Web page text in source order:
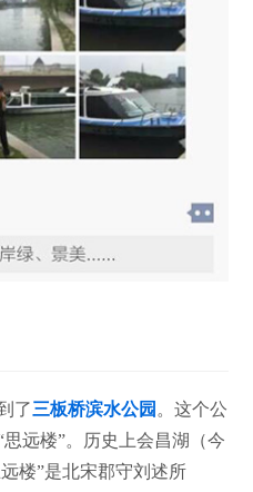
了三板桥滨水公园 。这个公
远楼”。历史上会昌湖（今
楼”是北宋郡守刘述所